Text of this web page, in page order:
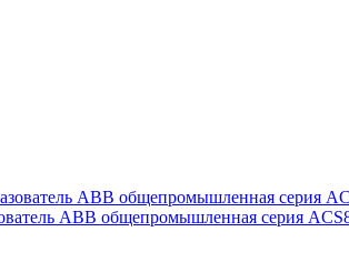
ABB общепромышленная серия